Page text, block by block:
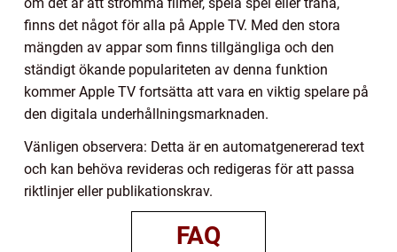
finns det något för alla på Apple TV. Med den stora
mängden av appar som finns tillgängliga och den
ständigt ökande populariteten av denna funktion
kommer Apple TV fortsätta att vara en viktig spelare på
den digitala underhållningsmarknaden.
Vänligen observera: Detta är en automatgenererad text
och kan behöva revideras och redigeras för att passa
riktlinjer eller publikationskrav.
FAQ